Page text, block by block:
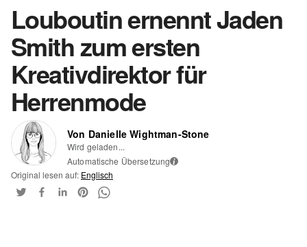
Louboutin ernennt Jaden
Smith zum ersten
Kreativdirektor für
Herrenmode
Von Danielle Wightman-Stone
Wird geladen...
Automatische Übersetzung i
Original lesen auf: Englisch